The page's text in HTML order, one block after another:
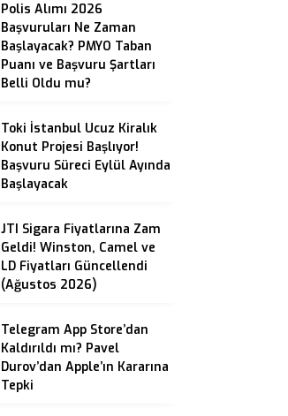
Polis Alımı 2026
Başvuruları Ne Zaman
Başlayacak? PMYO Taban
Puanı ve Başvuru Şartları
Belli Oldu mu?
Toki İstanbul Ucuz Kiralık
Konut Projesi Başlıyor!
Başvuru Süreci Eylül Ayında
Başlayacak
JTI Sigara Fiyatlarına Zam
Geldi! Winston, Camel ve
LD Fiyatları Güncellendi
(Ağustos 2026)
Telegram App Store’dan
Kaldırıldı mı? Pavel
Durov’dan Apple’ın Kararına
Tepki